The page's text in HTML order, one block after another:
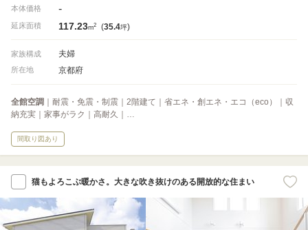
本体価格 -
延床面積 117.23m2 (35.4坪)
家族構成 夫婦
所在地 京都府
全館空調 ｜耐震・免震・制震｜2階建て｜省エネ・創エネ・エコ（eco）｜収
納充実｜家事がラク｜高耐久｜…
間取り図あり
猫もよろこぶ暖かさ。大きな吹き抜けのある開放的な住まい